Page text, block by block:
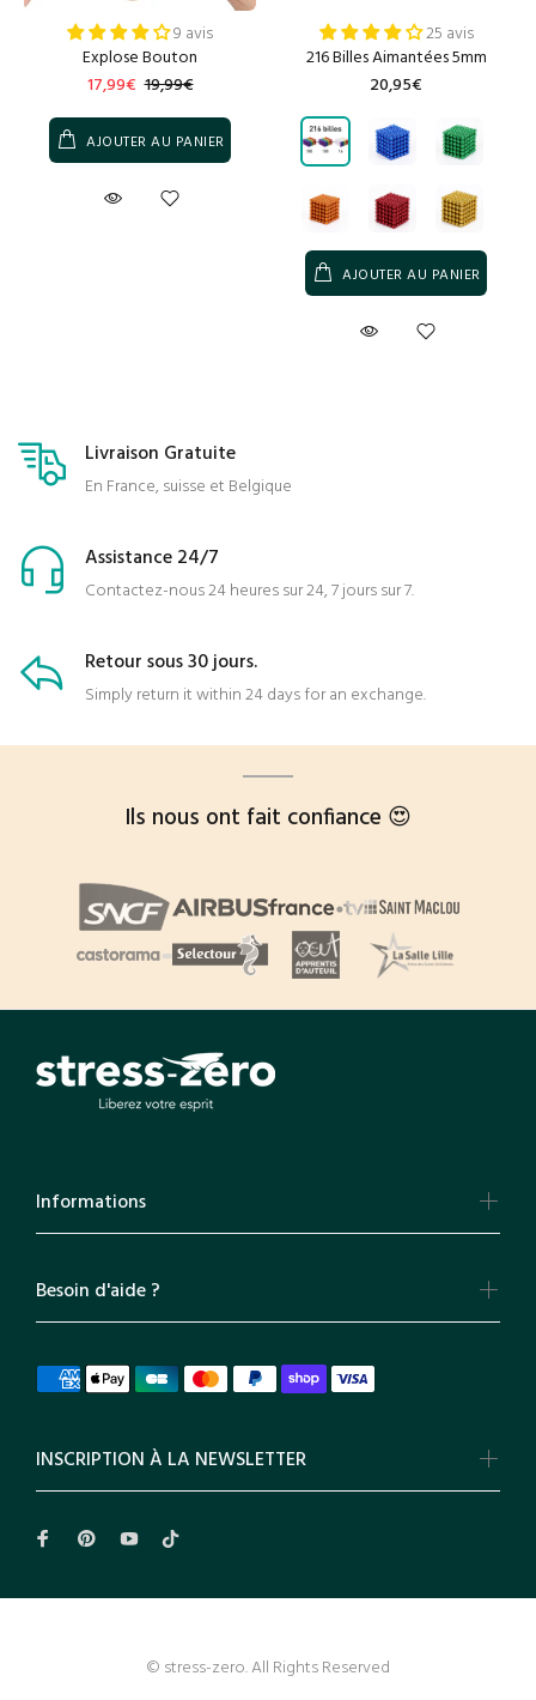
9 avis
Explose Bouton
17,99€ 19,99€
AJOUTER AU PANIER
25 avis
216 Billes Aimantées 5mm
20,95€
AJOUTER AU PANIER
Livraison Gratuite
En France, suisse et Belgique
Assistance 24/7
Contactez-nous 24 heures sur 24, 7 jours sur 7.
Retour sous 30 jours.
Simply return it within 24 days for an exchange.
Ils nous ont fait confiance 😍
Informations
Besoin d'aide ?
INSCRIPTION À LA NEWSLETTER
© stress-zero. All Rights Reserved